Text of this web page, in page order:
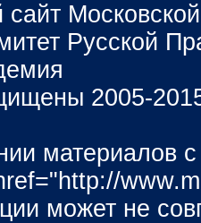
Русской
2005-
материалов
может не